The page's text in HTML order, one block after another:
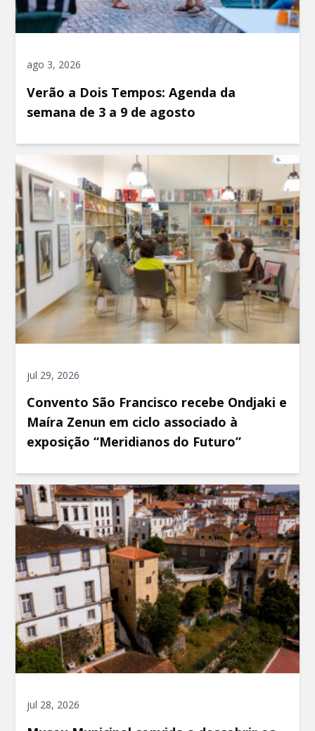
ago 3, 2026
Verão a Dois Tempos: Agenda da
semana de 3 a 9 de agosto
jul 29, 2026
Convento São Francisco recebe Ondjaki e
Maíra Zenun em ciclo associado à
exposição “Meridianos do Futuro”
jul 28, 2026